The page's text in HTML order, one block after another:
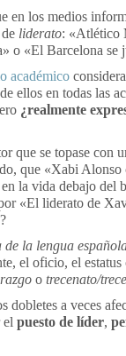
en los medios
liderato: «Atlético
o «El Barcelona se
académico
ellos en todas las
¿realmente
que se topase
que «Xabi
la vida debajo
«El liderato de
la lengua
el oficio, el
o trecenato/
dobletes a veces
el puesto de líder,